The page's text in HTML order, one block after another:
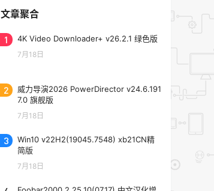
文章聚合
1 4K Video Downloader+ v26.2.1 绿色版
7月18日
2
威力导演2026 PowerDirector v24.6.191
7.0 旗舰版
7月18日
3
Win10 v22H2(19045.7548) xb21CN精
简版
7月18日